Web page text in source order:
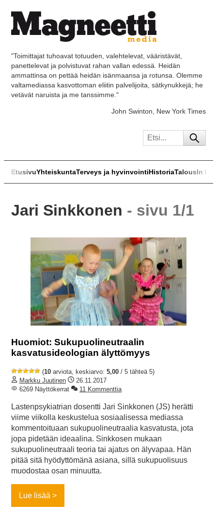
"Toimittajat tuhoavat totuuden, valehtelevat, vääristävät,
panettelevat ja polvistuvat rahan vallan edessä. Heidän
ammattinsa on pettää heidän isänmaansa ja rotunsa. Olemme
valtamediassa kasvottoman eliitin palvelijoita, sätkynukkejä; he
vetävät naruista ja me tanssimme."
John Swinton, New York Times
EtusivuYhteiskuntaTerveys ja hyvinvointiHistoriaTalousIn
Jari Sinkkonen - sivu 1/1
Huomiot: Sukupuolineutraalin
kasvatusideologian älyttömyys
(10 arviota, keskiarvo: 5,00 / 5 tähteä 5)
Markku Juutinen
26.11.2017
6269 Näyttökerrat
11 Kommenttia
Lastenpsykiatrian dosentti Jari Sinkkonen (JS) herätti
viime viikolla keskustelua sosiaalisessa mediassa
kommentoituaan sukupuolineutraalia kasvatusta, jota
jopa pidetään ideaalina. Sinkkosen mukaan
sukupuolineutraali teoria tai ajatus on älyvapaa. Hän
pitää sitä hyödyttömänä asiana, sillä sukupuolisuus
muodostaa osan minuutta.
Lue lisää